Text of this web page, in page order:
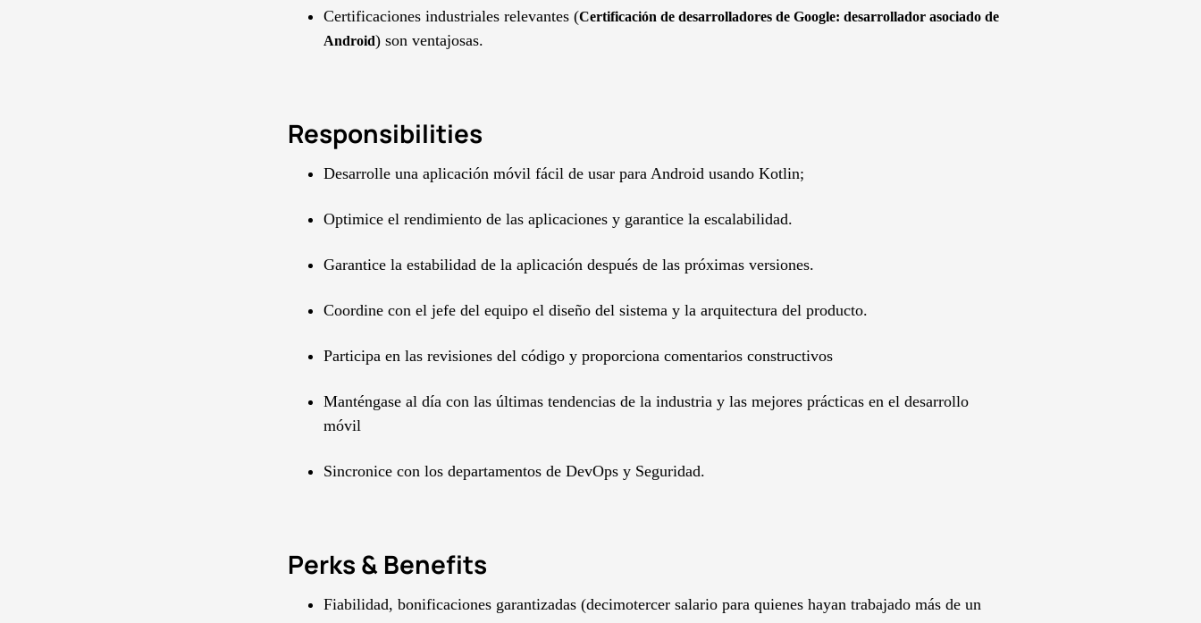
Certificaciones industriales relevantes (Certificación de desarrolladores de Google: desarrollador asociado de
Android) son ventajosas.
Responsibilities
Desarrolle una aplicación móvil fácil de usar para Android usando Kotlin;
Optimice el rendimiento de las aplicaciones y garantice la escalabilidad.
Garantice la estabilidad de la aplicación después de las próximas versiones.
Coordine con el jefe del equipo el diseño del sistema y la arquitectura del producto.
Participa en las revisiones del código y proporciona comentarios constructivos
Manténgase al día con las últimas tendencias de la industria y las mejores prácticas en el desarrollo
móvil
Sincronice con los departamentos de DevOps y Seguridad.
Perks & Benefits
Fiabilidad, bonificaciones garantizadas (decimotercer salario para quienes hayan trabajado más de un